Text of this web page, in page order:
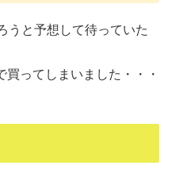
うと予想して待っていた
ってしまいました・・・